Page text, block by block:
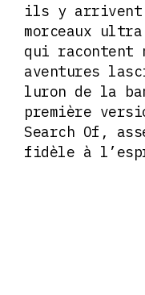
ils y arrivent
morceaux
qui racontent
aventures
luron de la
première
Search Of,
fidèle à